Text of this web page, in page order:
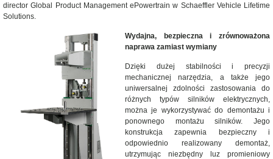
director Global Product Management ePowertrain w Schaeffler Vehicle Lifetime
Solutions.
Wydajna, bezpieczna i zrównoważona
naprawa zamiast wymiany
Dzięki dużej stabilności i precyzji
mechanicznej narzędzia, a także jego
uniwersalnej zdolności zastosowania do
różnych typów silników elektrycznych,
można je wykorzystywać do demontażu i
ponownego montażu silników. Jego
konstrukcja zapewnia bezpieczny i
odpowiednio realizowany demontaż,
utrzymując niezbędny luz promieniowy